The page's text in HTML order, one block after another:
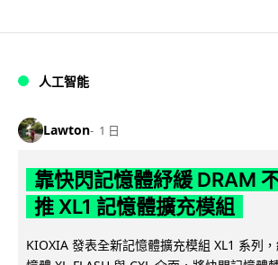
人工智能
Lawton 1 日
靠快閃記憶體紓緩 DRAM
推 XL1 記憶體擴充模組
KIOXIA 發表全新記憶體擴充模組 XL1 系列